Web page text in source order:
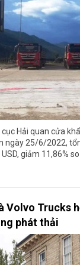
Hải quan cửa
ngày 25/6/2022,
giảm 11,86%
Volvo Trucks
phát thải